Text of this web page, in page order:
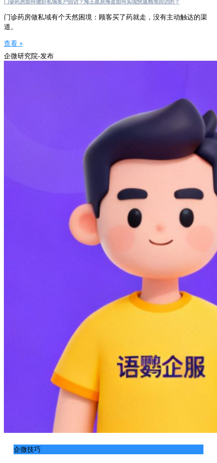
门诊药房做私域有个天然困境：顾客买了药就走，没有主动触达的渠
道。
查看 »
企微研究院-发布
企微技巧